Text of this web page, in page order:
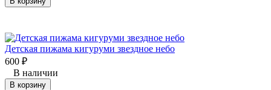
Детская пижама кигуруми звездное небо
600 ₽
В наличии
В корзину